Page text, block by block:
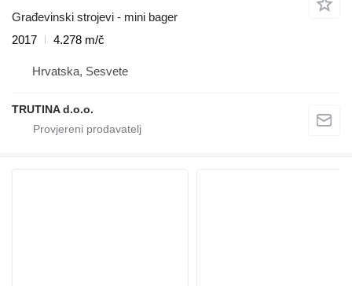
Građevinski strojevi - mini bager
2017
4.278 m/č
Hrvatska, Sesvete
TRUTINA d.o.o.